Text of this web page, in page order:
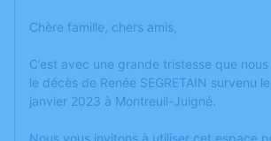
Chère famille, chers amis,
C’est avec une grande tristesse que
le décès de Renée SEGRETAIN survenu
janvier 2023 à Montreuil-Juigné.
Nous vous invitons à utiliser cet espace